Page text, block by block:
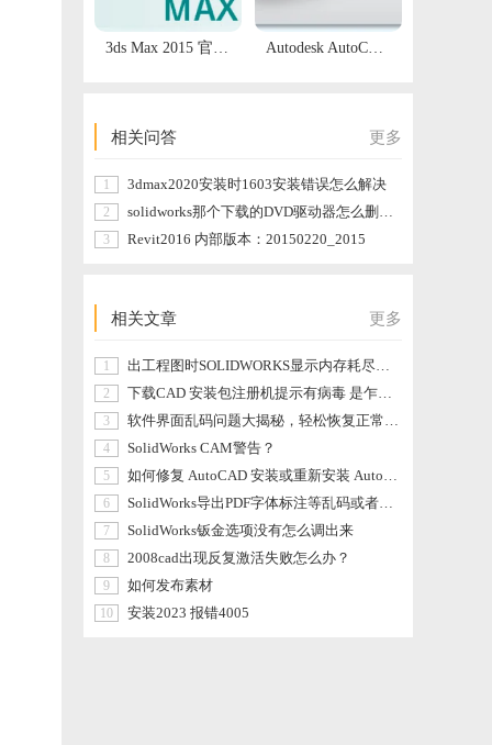
3ds Max 2015 官方中文版软件 永久使用 | 免费下载与安装方法 Autodesk AutoCAD 2000
相关问答 更多
1 3dmax2020安装时1603安装错误怎么解决
2 solidworks那个下载的DVD驱动器怎么删除，我删除的时候显示在打开使用
3 Revit2016 内部版本：20150220_2015
相关文章 更多
1 出工程图时SOLIDWORKS显示内存耗尽？解决办法看这里！
2 下载CAD 安装包注册机提示有病毒 是乍回事
3 软件界面乱码问题大揭秘，轻松恢复正常显示！
4 SolidWorks CAM警告？
5 如何修复 AutoCAD 安装或重新安装 AutoCAD
6 SolidWorks导出PDF字体标注等乱码或者空白不显示怎么办？
7 SolidWorks钣金选项没有怎么调出来
8 2008cad出现反复激活失败怎么办？
9 如何发布素材
10 安装2023 报错4005